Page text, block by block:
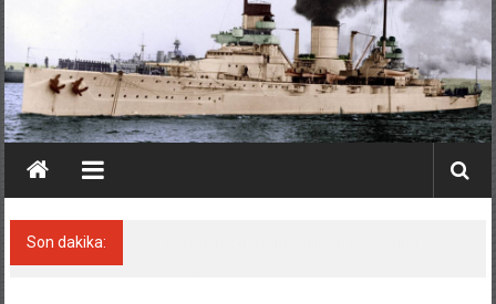
Son dakika: